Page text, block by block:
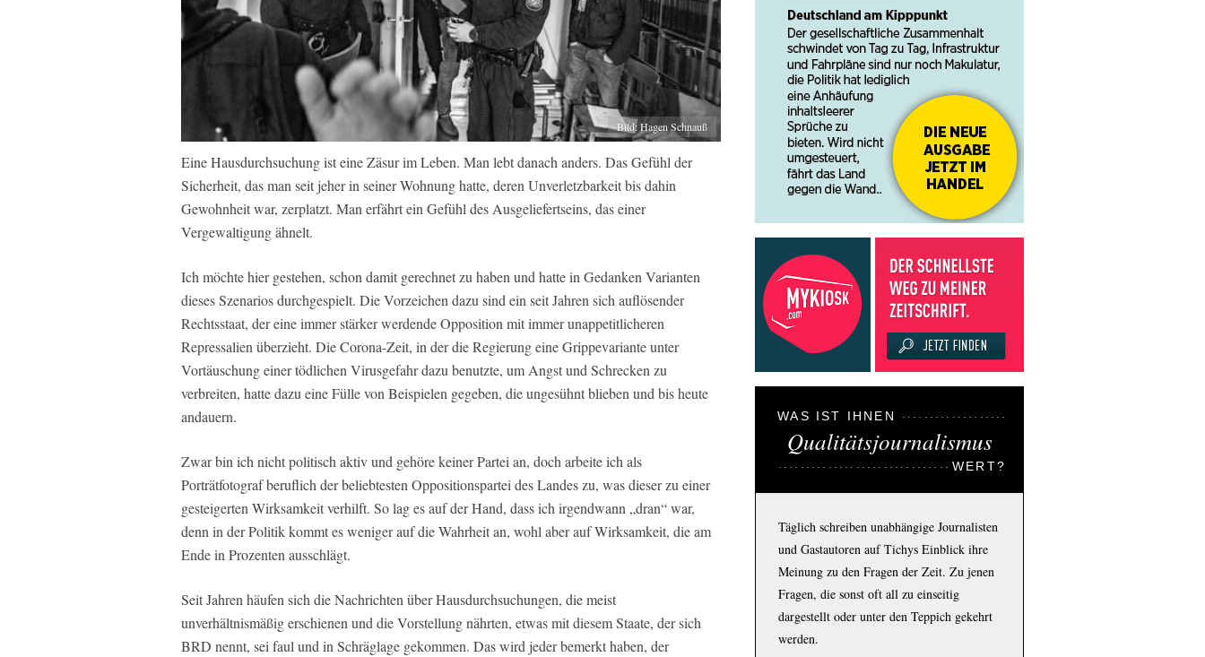
Bild: Hagen Schnauß
Eine Hausdurchsuchung ist eine Zäsur im Leben. Man lebt danach anders. Das Gefühl der
Sicherheit, das man seit jeher in seiner Wohnung hatte, deren Unverletzbarkeit bis dahin
Gewohnheit war, zerplatzt. Man erfährt ein Gefühl des Ausgeliefertseins, das einer
Vergewaltigung ähnelt.
Ich möchte hier gestehen, schon damit gerechnet zu haben und hatte in Gedanken Varianten
dieses Szenarios durchgespielt. Die Vorzeichen dazu sind ein seit Jahren sich auflösender
Rechtsstaat, der eine immer stärker werdende Opposition mit immer unappetitlicheren
Repressalien überzieht. Die Corona-Zeit, in der die Regierung eine Grippevariante unter
Vortäuschung einer tödlichen Virusgefahr dazu benutzte, um Angst und Schrecken zu
verbreiten, hatte dazu eine Fülle von Beispielen gegeben, die ungesühnt blieben und bis heute
andauern.
Zwar bin ich nicht politisch aktiv und gehöre keiner Partei an, doch arbeite ich als
Porträtfotograf beruflich der beliebtesten Oppositionspartei des Landes zu, was dieser zu einer
gesteigerten Wirksamkeit verhilft. So lag es auf der Hand, dass ich irgendwann „dran“ war,
denn in der Politik kommt es weniger auf die Wahrheit an, wohl aber auf Wirksamkeit, die am
Ende in Prozenten ausschlägt.
Seit Jahren häufen sich die Nachrichten über Hausdurchsuchungen, die meist
unverhältnismäßig erschienen und die Vorstellung nährten, etwas mit diesem Staate, der sich
BRD nennt, sei faul und in Schräglage gekommen. Das wird jeder bemerkt haben, der
WAS IST IHNEN
Qualitätsjournalismus
WERT?
Täglich schreiben unabhängige Journalisten
und Gastautoren auf Tichys Einblick ihre
Meinung zu den Fragen der Zeit. Zu jenen
Fragen, die sonst oft all zu einseitig
dargestellt oder unter den Teppich gekehrt
werden.